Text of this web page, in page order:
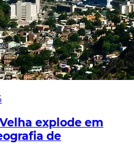
explode em
de